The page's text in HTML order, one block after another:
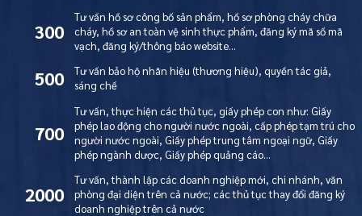
300
Tư vấn hồ sơ công bố sản phẩm, hồ sơ phòng cháy chữa
cháy, hồ sơ an toàn vệ sinh thực phẩm, đăng ký mã số mã
vạch, đăng ký/thông báo website…
500
Tư vấn bảo hộ nhãn hiệu (thương hiệu), quyền tác giả,
sáng chế
700
Tư vấn, thực hiện các thủ tục, giấy phép con như: Giấy
phép lao động cho người nước ngoài, cấp phép tạm trú cho
người nước ngoài, Giấy phép trung tâm ngoại ngữ, Giấy
phép ngành dược, Giấy phép quảng cáo…
2000
Tư vấn, thành lập các doanh nghiệp mới, chi nhánh, văn
phòng đại diện trên cả nước; các thủ tục thay đổi đăng ký
doanh nghiệp trên cả nước